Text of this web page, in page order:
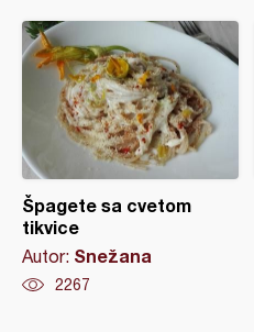
Špagete sa cvetom
tikvice
Autor: Snežana
2267